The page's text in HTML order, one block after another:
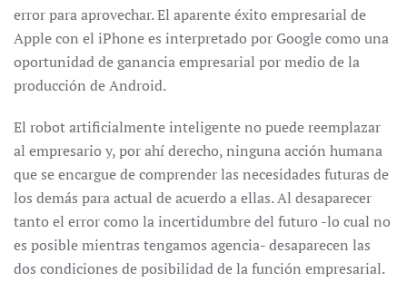
error para aprovechar. El aparente éxito empresarial de
Apple con el iPhone es interpretado por Google como una
oportunidad de ganancia empresarial por medio de la
producción de Android.
El robot artificialmente inteligente no puede reemplazar
al empresario y, por ahí derecho, ninguna acción humana
que se encargue de comprender las necesidades futuras de
los demás para actual de acuerdo a ellas. Al desaparecer
tanto el error como la incertidumbre del futuro -lo cual no
es posible mientras tengamos agencia- desaparecen las
dos condiciones de posibilidad de la función empresarial.